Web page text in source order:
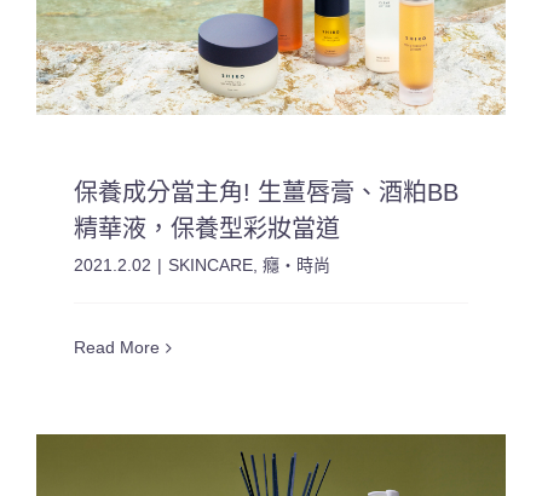
保養成分當主角! 生薑唇膏、酒粕BB
精華液，保養型彩妝當道
2021.2.02 | SKINCARE,癮・時尚
Read More